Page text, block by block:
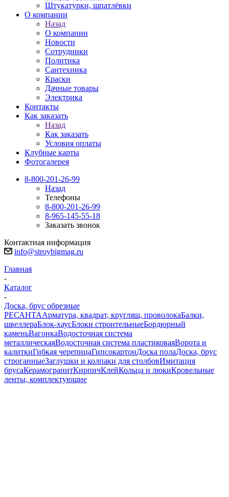
Штукатурки, шпатлёвки
О компании
Назад
О компании
Новости
Сотрудники
Политика
Сантехника
Краски
Дачные товары
Электрика
Контакты
Как заказать
Назад
Как заказать
Условия оплаты
Клубные карты
Фотогалерея
8-800-201-26-99
Назад
Телефоны
8-800-201-26-99
8-965-145-55-18
Заказать звонок
Контактная информация
info@stroybigmag.ru
Главная
-
Каталог
-
Доска, брус обрезные
РЕСАНТААрматура, квадрат, кругляш, проволокаБалки,
швеллераБлок-хаусБлоки строительныеБордюрный
каменьВагонкаВодосточная система
металлическаяВодосточная система пластиковаяВорота и
калиткиГибкая черепицаГипсокартонДоска полаДоска, брус
строганныеЗаглушки и колпаки для столбовИмитация
брусаКерамогранитКирпичКлейКольца и люкиКровельные
ленты, комплектующие